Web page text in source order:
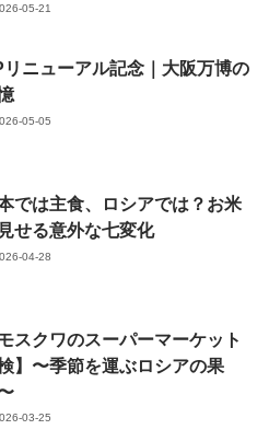
05-21
リニューアル記念｜大阪万博の
05-05
では主食、ロシアでは？お米
せる意外な七変化
04-28
モスクワのスーパーマーケット
】〜季節を運ぶロシアの果
03-25